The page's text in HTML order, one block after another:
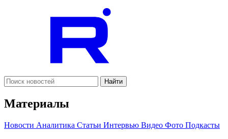
Найти
Материалы
Новости Аналитика Статьи Интервью Видео Фото Подкасты